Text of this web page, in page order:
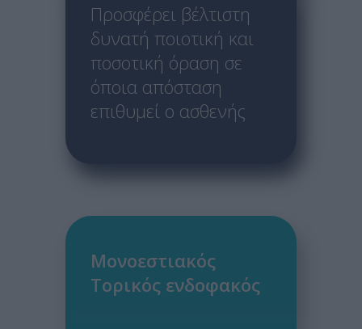
Προσφέρει βέλτιστη
δυνατή ποιοτική και
ποσοτική όραση σε
όποια απόσταση
επιθυμεί ο ασθενής
Μονοεστιακός
Τορικός ενδοφακός